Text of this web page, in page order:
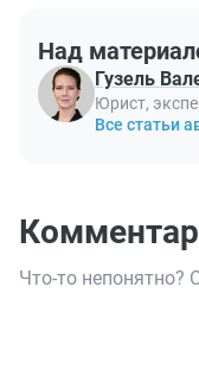
Над
Гузель
Юрист,
Все статьи
Что-то непонятно?